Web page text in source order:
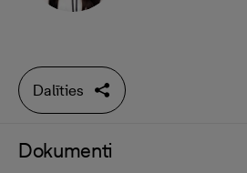
Dalīties
Dokumenti